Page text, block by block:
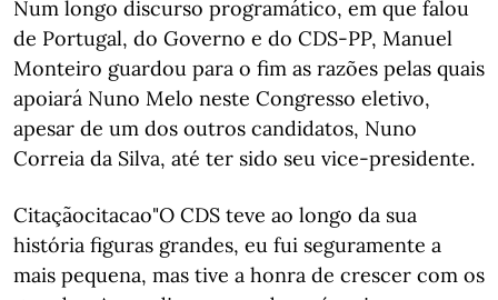
Num longo discurso programático, em que falou
de Portugal, do Governo e do CDS-PP, Manuel
Monteiro guardou para o fim as razões pelas quais
apoiará Nuno Melo neste Congresso eletivo,
apesar de um dos outros candidatos, Nuno
Correia da Silva, até ter sido seu vice-presidente.
Citaçãocitacao"O CDS teve ao longo da sua
história figuras grandes, eu fui seguramente a
mais pequena, mas tive a honra de crescer com os